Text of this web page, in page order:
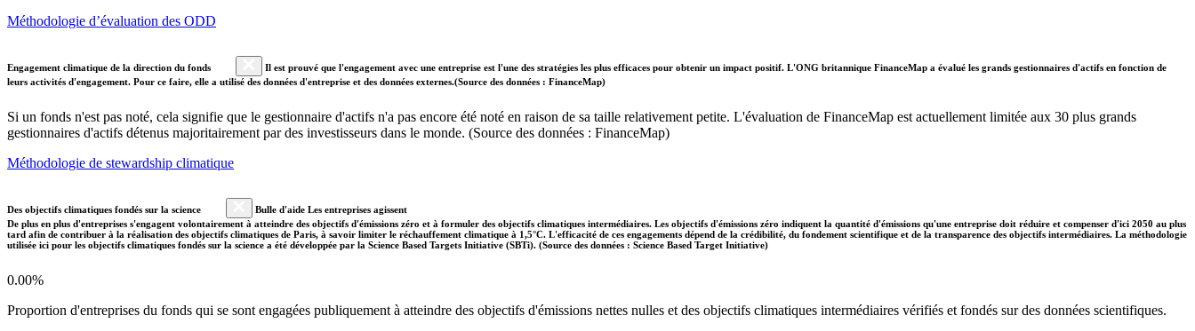
Méthodologie d’évaluation des ODD
Engagement climatique de la direction du fonds
Il est prouvé que l'engagement avec une entreprise est l'une des stratégies les plus efficaces pour obtenir un impact positif. L'ONG britannique FinanceMap a évalué les grands gestionnaires d'actifs en fonction de
leurs activités d'engagement. Pour ce faire, elle a utilisé des données d'entreprise et des données externes.(Source des données : FinanceMap)
Si un fonds n'est pas noté, cela signifie que le gestionnaire d'actifs n'a pas encore été noté en raison de sa taille relativement petite. L'évaluation de FinanceMap est actuellement limitée aux 30 plus grands
gestionnaires d'actifs détenus majoritairement par des investisseurs dans le monde. (Source des données : FinanceMap)
Méthodologie de stewardship climatique
Des objectifs climatiques fondés sur la science
Bulle d'aide Les entreprises agissent
De plus en plus d'entreprises s'engagent volontairement à atteindre des objectifs d'émissions zéro et à formuler des objectifs climatiques intermédiaires. Les objectifs d'émissions zéro indiquent la quantité d'émissions qu'une entreprise doit réduire et compenser d'ici 2050 au plus
tard afin de contribuer à la réalisation des objectifs climatiques de Paris, à savoir limiter le réchauffement climatique à 1,5°C. L'efficacité de ces engagements dépend de la crédibilité, du fondement scientifique et de la transparence des objectifs intermédiaires. La méthodologie
utilisée ici pour les objectifs climatiques fondés sur la science a été développée par la Science Based Targets Initiative (SBTi). (Source des données : Science Based Target Initiative)
0.00%
Proportion d'entreprises du fonds qui se sont engagées publiquement à atteindre des objectifs d'émissions nettes nulles et des objectifs climatiques intermédiaires vérifiés et fondés sur des données scientifiques.